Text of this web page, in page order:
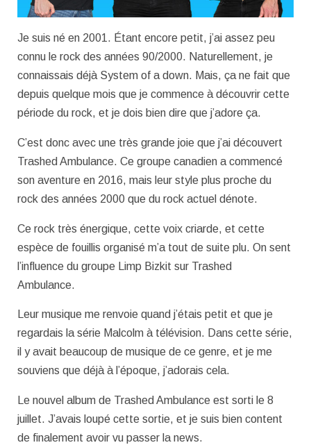
Je suis né en 2001. Étant encore petit, j’ai assez peu
connu le rock des années 90/2000. Naturellement, je
connaissais déjà System of a down. Mais, ça ne fait que
depuis quelque mois que je commence à découvrir cette
période du rock, et je dois bien dire que j’adore ça.
C’est donc avec une très grande joie que j’ai découvert
Trashed Ambulance. Ce groupe canadien a commencé
son aventure en 2016, mais leur style plus proche du
rock des années 2000 que du rock actuel dénote.
Ce rock très énergique, cette voix criarde, et cette
espèce de fouillis organisé m’a tout de suite plu. On sent
l’influence du groupe Limp Bizkit sur Trashed
Ambulance.
Leur musique me renvoie quand j’étais petit et que je
regardais la série Malcolm à télévision. Dans cette série,
il y avait beaucoup de musique de ce genre, et je me
souviens que déjà à l’époque, j’adorais cela.
Le nouvel album de Trashed Ambulance est sorti le 8
juillet. J’avais loupé cette sortie, et je suis bien content
de finalement avoir vu passer la news.